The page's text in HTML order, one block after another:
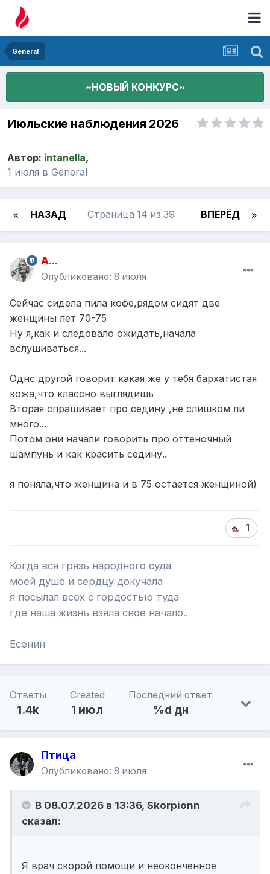
General
~НОВЫЙ КОНКУРС~
Июльские наблюдения 2026
Автор: intanella,
1 июля в General
НАЗАД ВПЕРЁД
Страница 14 из 39
A...
Опубликовано: 8 июля
Сейчас сидела пила кофе,рядом сидят две
женщины лет 70-75
Ну я,как и следовало ожидать,начала
вслушиваться...
Однс другой говорит какая же у тебя бархатистая
кожа,что классно выглядишь
Вторая спрашивает про седину ,не слишком ли
много...
Потом они начали говорить про оттеночный
шампунь и как красить седину..
я поняла,что женщина и в 75 остается женщиной)
1
Когда вся грязь народного суда
моей душе и сердцу докучала
я посылал всех с гордостью туда
где наша жизнь взяла свое начало..
Есенин
Ответы
1.4k
Created
1 июл
Последний ответ
%d дн
Птица
Опубликовано: 8 июля
В 08.07.2026 в 13:36, Skorpionn
сказал:
Я врач скорой помощи и неоконченное